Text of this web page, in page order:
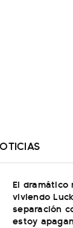
El dramático
viviendo
separación
estoy